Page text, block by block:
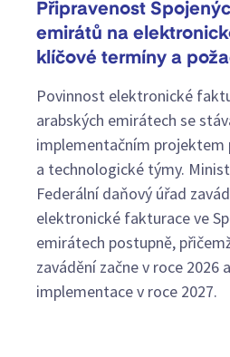
Připravenost
emirátů na
klíčové termíny a
Povinnost elektronické
arabských emirátech se
implementačním projektem
a technologické týmy.
Federální daňový úřad
elektronické fakturace ve
emirátech postupně,
zavádění začne v roce 2026
implementace v roce 2027.